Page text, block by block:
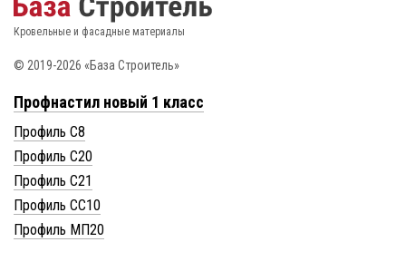
Кровельные и фасадные материалы
© 2019-2026 «База Строитель»
Профнастил новый 1 класс
Профиль С8
Профиль С20
Профиль С21
Профиль СС10
Профиль МП20